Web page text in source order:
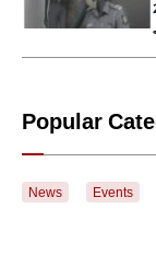
Popular
News Events